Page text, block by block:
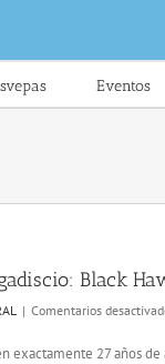
Eventos
Black
| Comentarios
exactamente 27 años